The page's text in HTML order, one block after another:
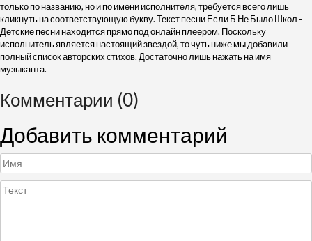
только по названию, но и по имени исполнителя, требуется всего лишь
кликнуть на соответствующую букву. Текст песни Если Б Не Было Школ -
Детские песни находится прямо под онлайн плеером. Поскольку
исполнитель является настоящий звездой, то чуть ниже мы добавили
полный список авторских стихов. Достаточно лишь нажать на имя
музыканта.
Комментарии (0)
Добавить комментарий